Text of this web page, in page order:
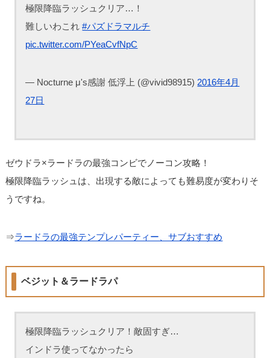
極限降臨ラッシュクリア…！
難しいわこれ#パズドラマルチ
pic.twitter.com/PYeaCvfNpC
— Nocturne μ's感謝 低浮上 (@vivid98915) 2016年4月
27日
ゼウドラ×ラードラの最強コンビでノーコン攻略！
極限降臨ラッシュは、出現する敵によっても難易度が変わりそ
うですね。
⇒ラードラの最強テンプレパーティー、サブおすすめ
ベジット＆ラードラパ
極限降臨ラッシュクリア！敵固すぎ…
インドラ使ってなかったら